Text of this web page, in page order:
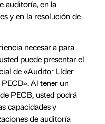
auditoría, en la
y en la resolución de
necesaria para
puede presentar el
de «Auditor Líder
Al tener un
PECB, usted podrá
capacidades y
de auditoría